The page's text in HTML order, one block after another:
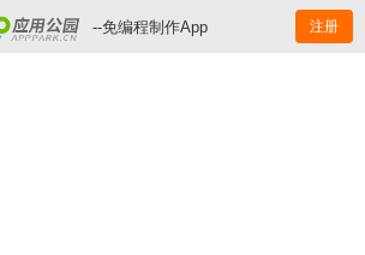
--免编程制作App 注册